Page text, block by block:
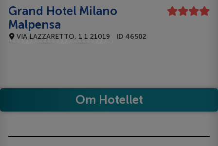
Grand Hotel Milano
Malpensa
VIA LAZZARETTO, 1 1 21019 ID 46502
Om Hotellet